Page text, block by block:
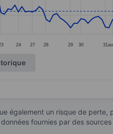
24 27 28 29 30 31
également un risque de perte,
fournies par des sources